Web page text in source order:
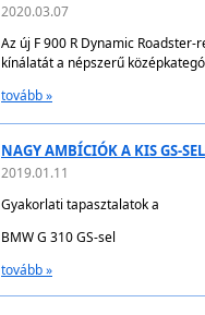
2020.03.07
Az új F 900 R Dynamic
kínálatát a népszerű
tovább »
NAGY AMBÍCIÓK A KIS GS-
2019.01.11
Gyakorlati tapasztalatok a
BMW G 310 GS-sel
tovább »